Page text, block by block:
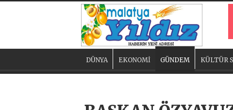
DÜNYA EKONOMİ GÜNDEM KÜLTÜR